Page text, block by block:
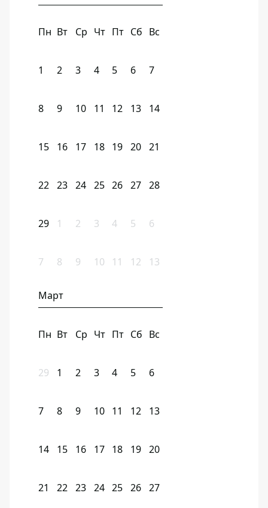
Пн Вт Ср Чт Пт Сб Вс
1 2 3 4 5 6 7
8 9 10 11 12 13 14
15 16 17 18 19 20 21
22 23 24 25 26 27 28
29 1 2 3 4 5 6
7 8 9 10 11 12 13
Март
Пн Вт Ср Чт Пт Сб Вс
29 1 2 3 4 5 6
7 8 9 10 11 12 13
14 15 16 17 18 19 20
21 22 23 24 25 26 27